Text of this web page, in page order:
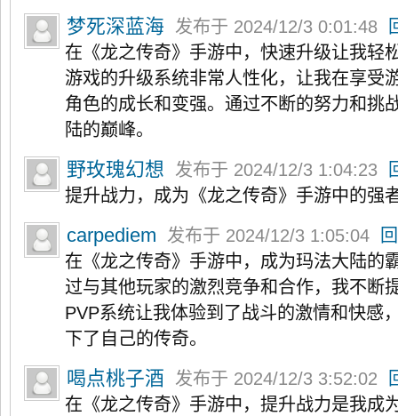
梦死深蓝海 发布于 2024/12/3 0:01:48
在《龙之传奇》手游中，快速升级让我轻
游戏的升级系统非常人性化，让我在享受
角色的成长和变强。通过不断的努力和挑
陆的巅峰。
野玫瑰幻想 发布于 2024/12/3 1:04:23
提升战力，成为《龙之传奇》手游中的强
carpediem 发布于 2024/12/3 1:05:04
在《龙之传奇》手游中，成为玛法大陆的
过与其他玩家的激烈竞争和合作，我不断
PVP系统让我体验到了战斗的激情和快感
下了自己的传奇。
喝点桃子酒 发布于 2024/12/3 3:52:02
在《龙之传奇》手游中，提升战力是我成